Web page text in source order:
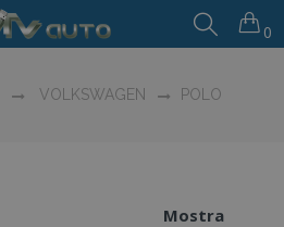
0
VOLKSWAGEN POLO
Mostra